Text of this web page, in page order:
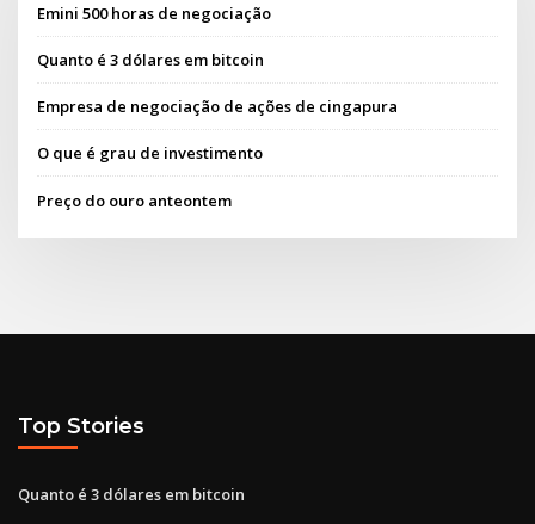
Emini 500 horas de negociação
Quanto é 3 dólares em bitcoin
Empresa de negociação de ações de cingapura
O que é grau de investimento
Preço do ouro anteontem
Top Stories
Quanto é 3 dólares em bitcoin